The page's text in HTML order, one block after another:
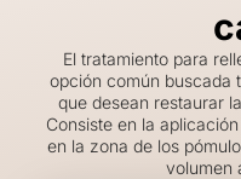
El tratamiento para
opción común buscada
que desean restaurar
Consiste en la
en la zona de los
volumen